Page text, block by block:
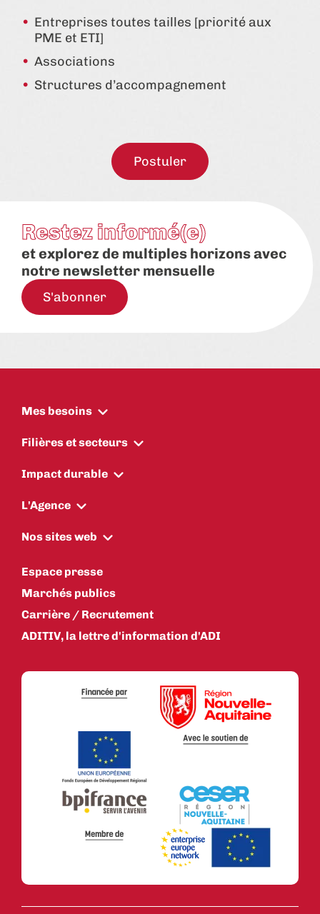
Entreprises toutes tailles [priorité aux
PME et ETI]
Associations
Structures d’accompagnement
Postuler
Restez informé(e)
et explorez de multiples horizons avec
notre newsletter mensuelle
S'abonner
Mes besoins
Filières et secteurs
Impact durable
L'Agence
Nos sites web
Espace presse
Marchés publics
Carrière / Recrutement
ADITIV, la lettre d'information d'ADI